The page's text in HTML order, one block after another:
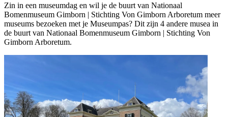
Zin in een museumdag en wil je de buurt van Nationaal
Bomenmuseum Gimborn | Stichting Von Gimborn Arboretum meer
museums bezoeken met je Museumpas? Dit zijn 4 andere musea in
de buurt van Nationaal Bomenmuseum Gimborn | Stichting Von
Gimborn Arboretum.